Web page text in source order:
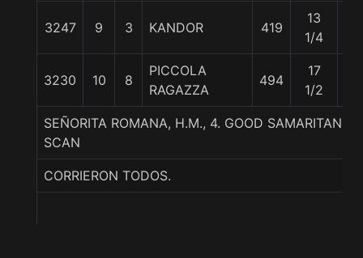
3247 9 3 KANDOR 419
13
1/4
3230 10 8
PICCOLA
RAGAZZA
494
17
1/2
SEÑORITA ROMANA, H.M., 4. GOOD SAMARITAN
SCAN
CORRIERON TODOS.